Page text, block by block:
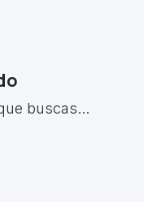
buscas...